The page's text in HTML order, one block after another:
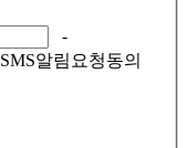
-
SMS알림요청동의